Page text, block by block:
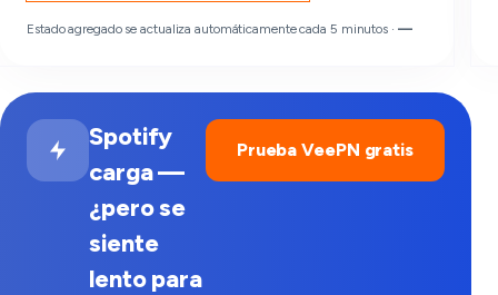
Estado agregado se actualiza automáticamente cada 5 minutos · —
Spotify
carga —
¿pero se
siente
lento para
Prueba VeePN gratis